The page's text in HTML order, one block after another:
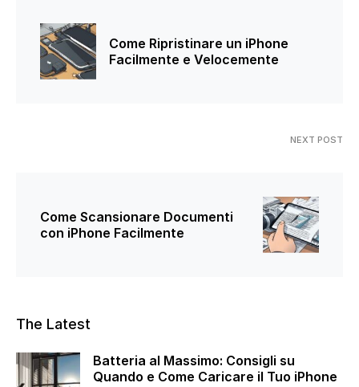
Come Ripristinare un iPhone
Facilmente e Velocemente
NEXT POST
Come Scansionare Documenti
con iPhone Facilmente
The Latest
Batteria al Massimo: Consigli su
Quando e Come Caricare il Tuo iPhone